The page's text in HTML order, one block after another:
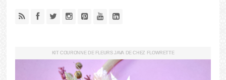
KIT COURONNE DE FLEURS JAVA DE CHEZ FLOWRETTE